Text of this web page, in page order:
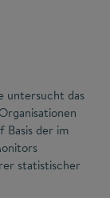
untersucht das
Basis der im
statistischer